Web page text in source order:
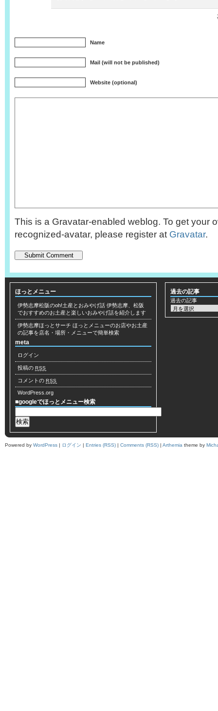
Name
Mail (will not be published)
Website (optional)
This is a Gravatar-enabled weblog. To get your
recognized-avatar, please register at Gravatar.
ほっとメニュー
伊勢志摩松阪のoh!土産とおみやげ話 伊勢志摩、松阪
でおすすめのお土産と楽しいおみやげ話を紹介します
伊勢志摩ほっとサーチ ほっとメニューのお店やお土産
の記事を店名・場所・メニューで簡単検索
meta
ログイン
投稿の RSS
コメントの RSS
WordPress.org
■googleでほっとメニュー検索
過去の記事
過去の記事
Powered by WordPress | ログイン | Entries (RSS) | Comments (RSS) | Arthemia theme by